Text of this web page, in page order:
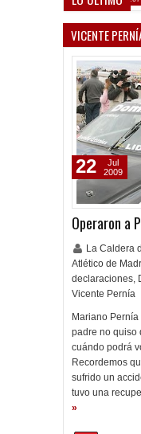
VICENTE
Operaron a
La Caldera
Atlético de
declaraciones,
Vicente Pernía
Mariano
padre no quiso
cuándo podrá
Recordemos
sufrido un
tuvo una
»
22
Jul
2009